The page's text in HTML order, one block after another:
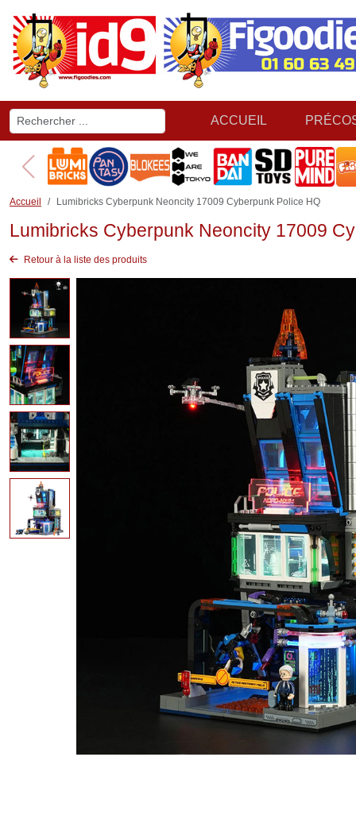
ACCUEIL
Accueil Lumibricks Cyberpunk Neoncity 17009 Cyberpunk Police HQ
Lumibricks Cyberpunk Neoncity 17009
Retour à la liste des produits